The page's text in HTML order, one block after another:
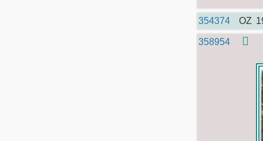
354374 OZ
358954